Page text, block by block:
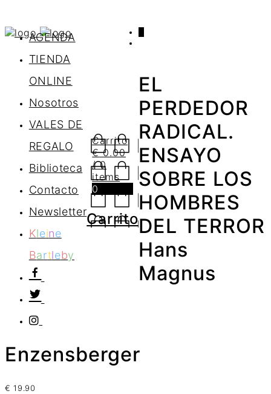
AGENDA
TIENDA
ONLINE
Nosotros
VALES DE
REGALO
Biblioteca
Contacto
Newsletter
Kleine
Bartleby
Carrito
€0.00
/ 0
items
0
Carrito
EL
PERDEDOR
RADICAL.
ENSAYO
SOBRE LOS
HOMBRES
DEL TERROR
Hans
Magnus
Enzensberger
€ 19.90